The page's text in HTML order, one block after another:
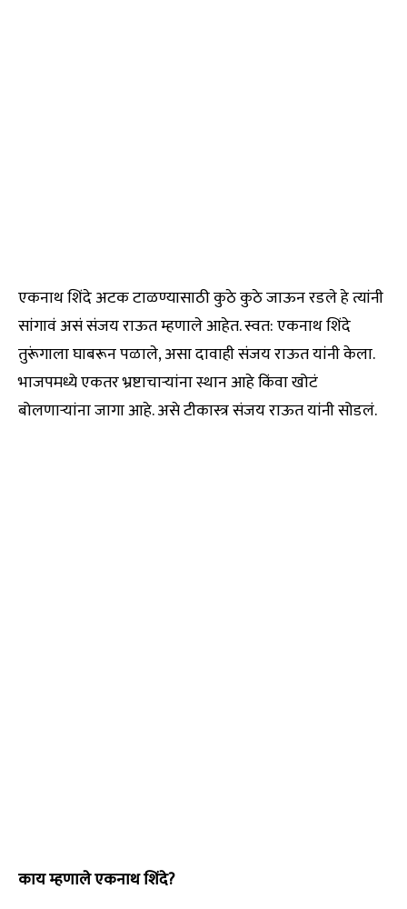
एकनाथ शिंदे अटक टाळण्यासाठी कुठे कुठे जाऊन रडले हे त्यांनी
सांगावं असं संजय राऊत म्हणाले आहेत. स्वत: एकनाथ शिंदे
तुरूंगाला घाबरून पळाले, असा दावाही संजय राऊत यांनी केला.
भाजपमध्ये एकतर भ्रष्टाचाऱ्यांना स्थान आहे किंवा खोटं
बोलणाऱ्यांना जागा आहे. असे टीकास्त्र संजय राऊत यांनी सोडलं.
काय म्हणाले एकनाथ शिंदे?